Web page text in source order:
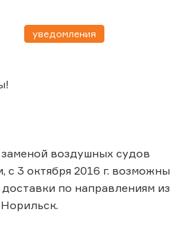
уведомления
воздушных судов
с 3 октября 2016 г. возможны
по направлениям из